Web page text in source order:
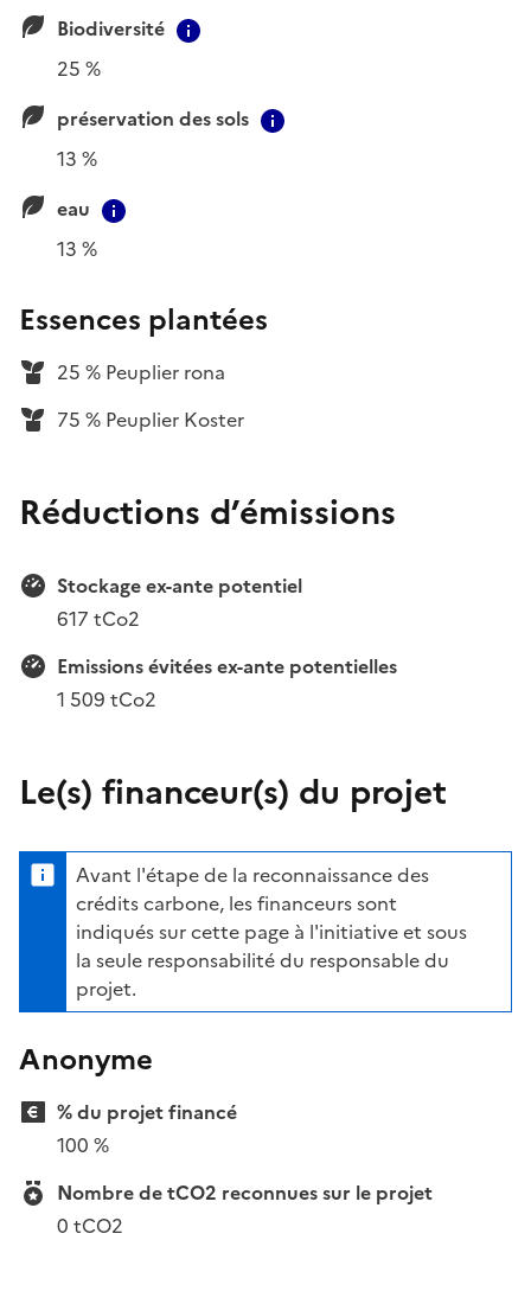
Biodiversité
25 %
préservation des sols
13 %
eau
13 %
Essences plantées
25 % Peuplier rona
75 % Peuplier Koster
Réductions d’émissions
Stockage ex-ante potentiel
617 tCo2
Emissions évitées ex-ante potentielles
1 509 tCo2
Le(s) financeur(s) du projet
Avant l'étape de la reconnaissance des
crédits carbone, les financeurs sont
indiqués sur cette page à l'initiative et sous
la seule responsabilité du responsable du
projet.
Anonyme
% du projet financé
100 %
Nombre de tCO2 reconnues sur le projet
0 tCO2